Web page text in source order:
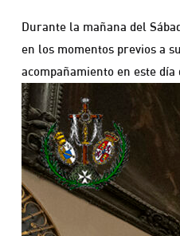
Durante la mañana del
en los momentos previos a
acompañamiento en este